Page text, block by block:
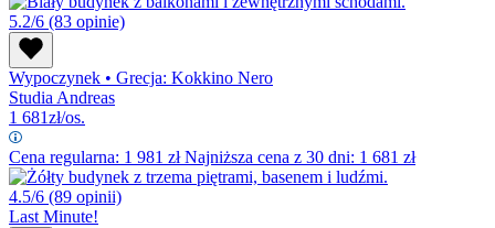
5.2/6 (83 opinie)
Wypoczynek • Grecja: Kokkino Nero
Studia Andreas
1 681zł/os.
Cena regularna: 1 981 złNajniższa cena z 30 dni: 1 681 zł
4.5/6 (89 opinii)
Last Minute!